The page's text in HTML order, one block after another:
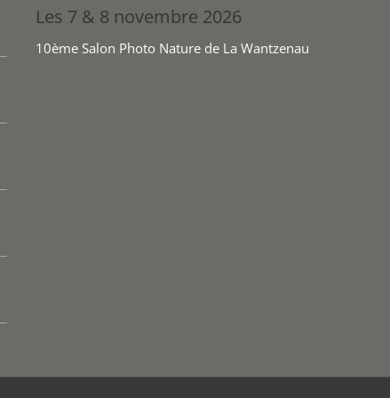
Les 7 & 8 novembre 2026
10ème Salon Photo Nature de La Wantzenau